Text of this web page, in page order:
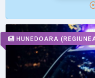
HUNEDOARA